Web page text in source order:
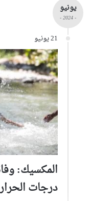
يونيو
- 2024 -
21 يونيو
درجات